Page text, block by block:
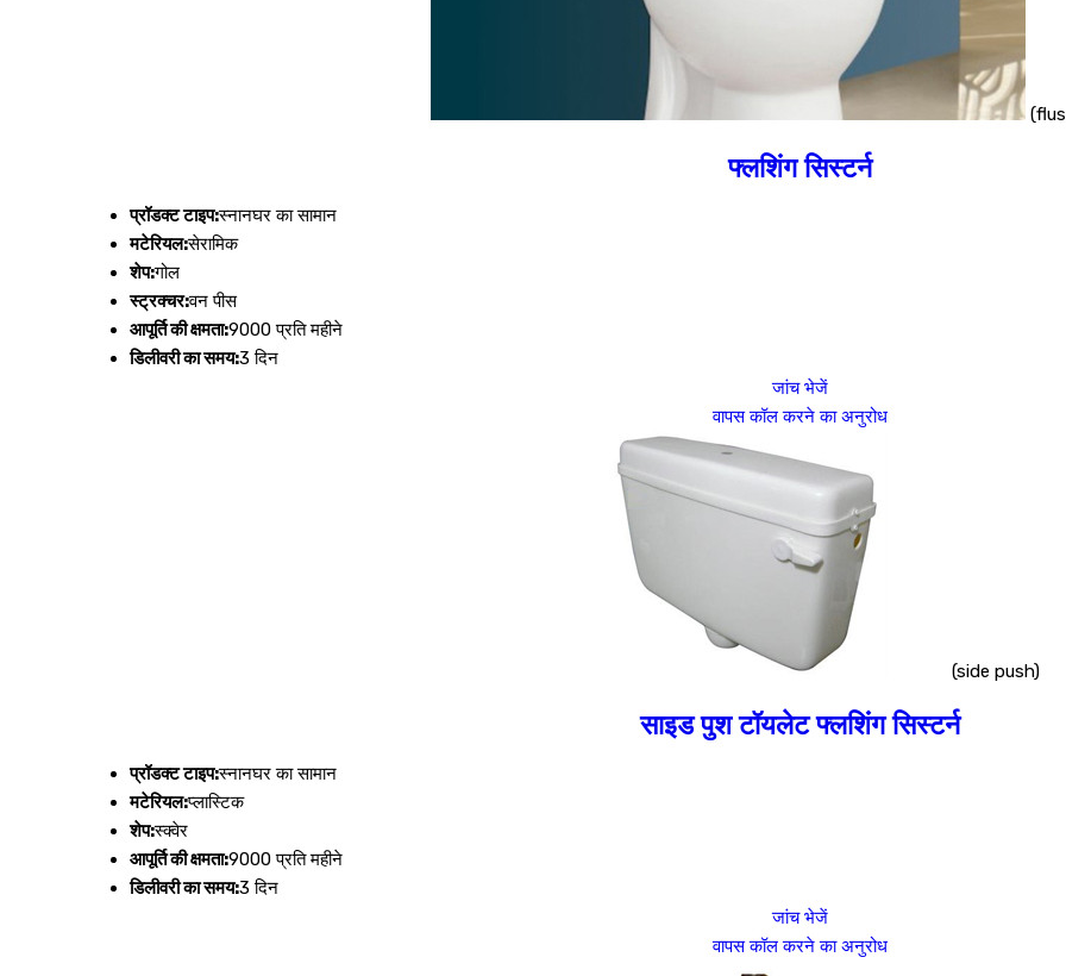
फ्लशिंग सिस्टर्न
प्रॉडक्ट टाइप:स्नानघर का सामान
मटेरियल:सेरामिक
शेप:गोल
स्ट्रक्चर:वन पीस
आपूर्ति की क्षमता:9000 प्रति महीने
डिलीवरी का समय:3 दिन
जांच भेजें
वापस कॉल करने का अनुरोध
(side push)
साइड पुश टॉयलेट फ्लशिंग सिस्टर्न
प्रॉडक्ट टाइप:स्नानघर का सामान
मटेरियल:प्लास्टिक
शेप:स्क्वेर
आपूर्ति की क्षमता:9000 प्रति महीने
डिलीवरी का समय:3 दिन
जांच भेजें
वापस कॉल करने का अनुरोध